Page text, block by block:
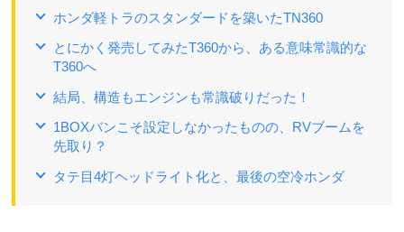
ホンダ軽トラのスタンダードを築いたTN360
とにかく発売してみたT360から、ある意味常識的な
T360へ
結局、構造もエンジンも常識破りだった！
1BOXバンこそ設定しなかったものの、RVブームを
先取り？
タテ目4灯ヘッドライト化と、最後の空冷ホンダ